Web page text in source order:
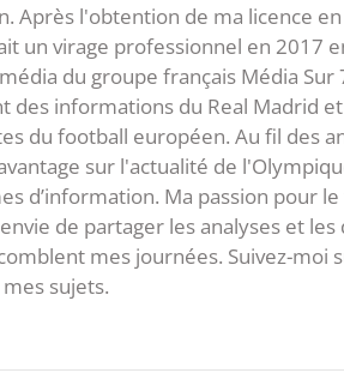
Après l'obtention de ma licence
un virage professionnel en 2017
du groupe français Média Sur
des informations du Real Madrid et
du football européen. Au fil des
sur l'actualité de
d’information. Ma passion pour
de partager les analyses et
mes journées. Suivez-moi
sujets.